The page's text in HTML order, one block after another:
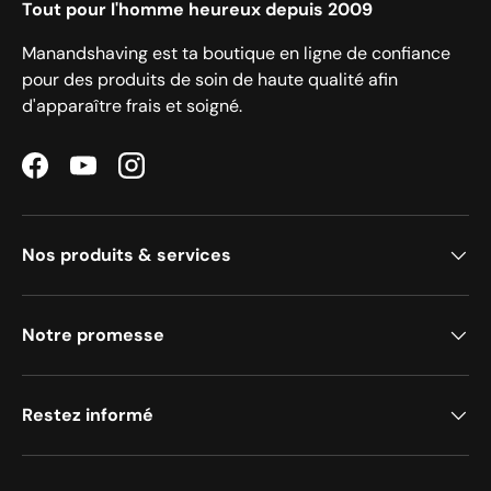
Tout pour l'homme heureux depuis 2009
Manandshaving est ta boutique en ligne de confiance
pour des produits de soin de haute qualité afin
d'apparaître frais et soigné.
FacebookYouTubeInstagram
Nos produits & services
Notre promesse
Restez informé